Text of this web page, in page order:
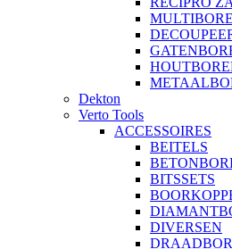
Dekton
Verto Tools
ACCESSOIRES
BEITELS
BITSSETS
DIVERSEN